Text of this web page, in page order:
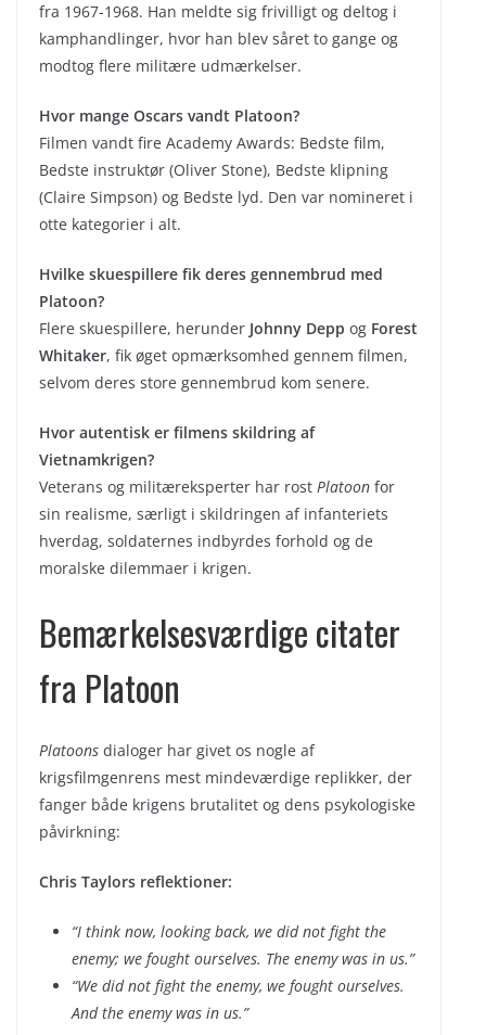
fra 1967-1968. Han meldte sig frivilligt og deltog i
kamphandlinger, hvor han blev såret to gange og
modtog flere militære udmærkelser.
Hvor mange Oscars vandt Platoon?
Filmen vandt fire Academy Awards: Bedste film,
Bedste instruktør (Oliver Stone), Bedste klipning
(Claire Simpson) og Bedste lyd. Den var nomineret i
otte kategorier i alt.
Hvilke skuespillere fik deres gennembrud med
Platoon?
Flere skuespillere, herunder Johnny Depp og Forest
Whitaker, fik øget opmærksomhed gennem filmen,
selvom deres store gennembrud kom senere.
Hvor autentisk er filmens skildring af
Vietnamkrigen?
Veterans og militæreksperter har rost Platoon for
sin realisme, særligt i skildringen af infanteriets
hverdag, soldaternes indbyrdes forhold og de
moralske dilemmaer i krigen.
Bemærkelsesværdige citater
fra Platoon
Platoons dialoger har givet os nogle af
krigsfilmgenrens mest mindeværdige replikker, der
fanger både krigens brutalitet og dens psykologiske
påvirkning:
Chris Taylors reflektioner:
“I think now, looking back, we did not fight the
enemy; we fought ourselves. The enemy was in us.”
“We did not fight the enemy, we fought ourselves.
And the enemy was in us.”